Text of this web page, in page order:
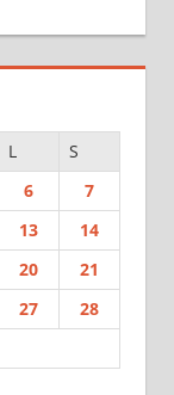
L
S
6
7
13
14
20
21
27
28